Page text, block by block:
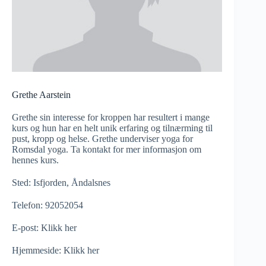
Grethe Aarstein
Grethe sin interesse for kroppen har resultert i mange
kurs og hun har en helt unik erfaring og tilnærming til
pust, kropp og helse. Grethe underviser yoga for
Romsdal yoga. Ta kontakt for mer informasjon om
hennes kurs.
Sted: Isfjorden, Åndalsnes
Telefon: 92052054
E-post: Klikk her
Hjemmeside: Klikk her